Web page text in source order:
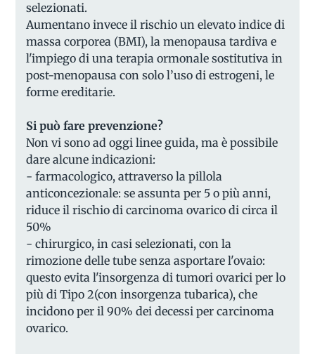
selezionati.
Aumentano invece il rischio un elevato indice di
massa corporea (BMI), la menopausa tardiva e
l'impiego di una terapia ormonale sostitutiva in
post-menopausa con solo l’uso di estrogeni, le
forme ereditarie.
Si può fare prevenzione?
Non vi sono ad oggi linee guida, ma è possibile
dare alcune indicazioni:
- farmacologico, attraverso la pillola
anticoncezionale: se assunta per 5 o più anni,
riduce il rischio di carcinoma ovarico di circa il
50%
- chirurgico, in casi selezionati, con la
rimozione delle tube senza asportare l'ovaio:
questo evita l'insorgenza di tumori ovarici per lo
più di Tipo 2(con insorgenza tubarica), che
incidono per il 90% dei decessi per carcinoma
ovarico.